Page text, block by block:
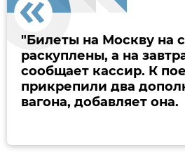
"Билеты на Москву на
раскуплены, а на
сообщает кассир. К
прикрепили два
вагона, добавляет она.